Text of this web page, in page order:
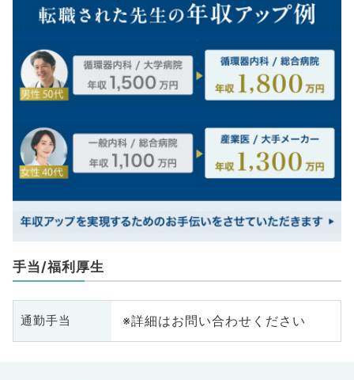
手当/福利厚生
通勤手当 ※詳細はお問い合わせください